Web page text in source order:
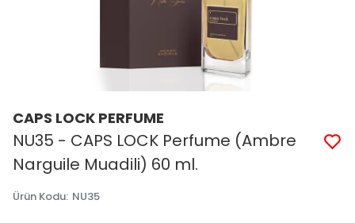
CAPS LOCK PERFUME
NU35 - CAPS LOCK Perfume (Ambre
Narguile Muadili) 60 ml.
Ürün Kodu: NU35